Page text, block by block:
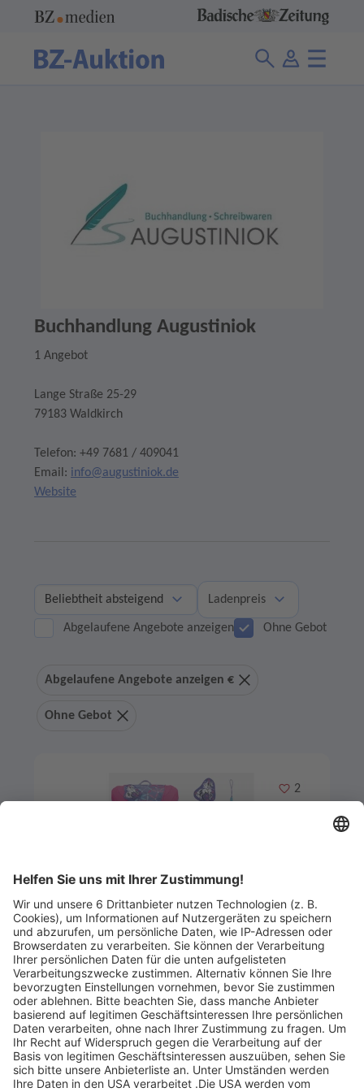
Buchhandlung Augustiniok
1 Angebot
Lange Straße 25-29
79183 Waldkirch
Telefon: +49 7681 / 409041
Email: info@augustiniok.de
Website
Ladenpreis
Abgelaufene Angebote anzeigen Ohne Gebot
Abgelaufene Angebote anzeigen €
Ohne Gebot
Merken
2
Artikel-ID: 3331 0
Gutschein für ein Scout-Schulranzen
Set
Buchhandlung Augustiniok